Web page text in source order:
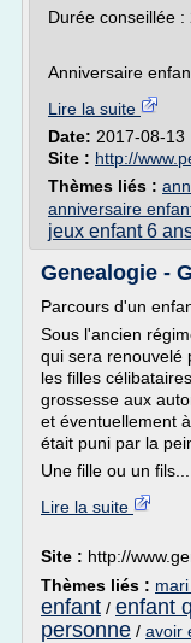
Durée conseillée :
Anniversaire
Lire la suite
Date: 2017-08-13
Site : http://
Thèmes liés :
anniversaire
jeux enfant 6
Genealogie -
Parcours d'un
Sous l'ancien
qui sera renouvelé
les filles
grossesse aux
et éventuellement
était puni par la
Une fille ou un fils...
Lire la suite
Site : http://
Thèmes liés :
enfant / enfant
personne / avoir